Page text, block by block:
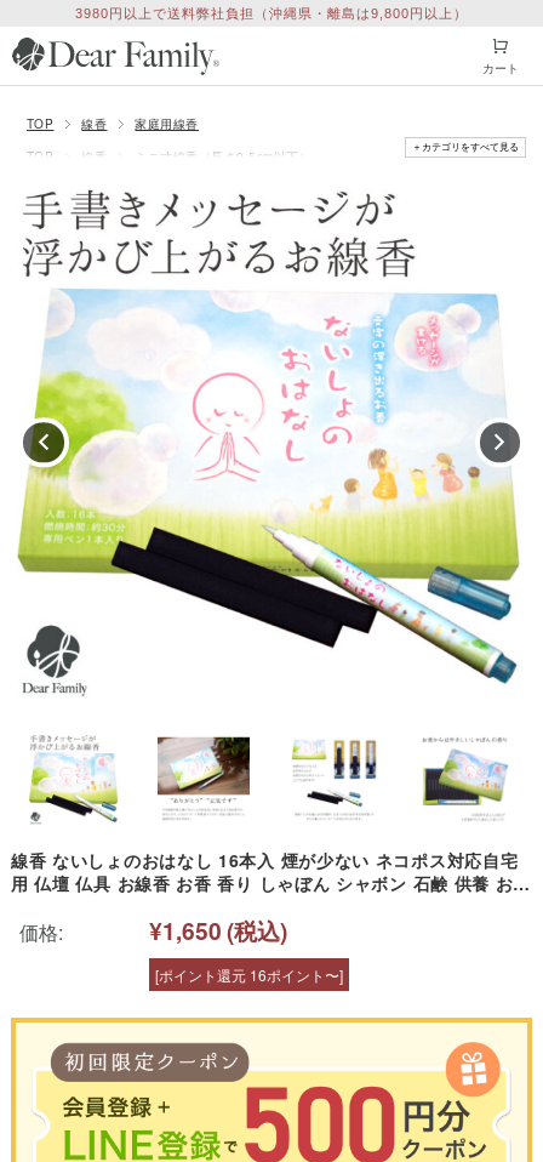
3980円以上で送料弊社負担（沖縄県・離島は9,800円以上）
カート
TOP 線香
家庭用線香
TOP
線香
ミニ寸線香（長さ9.5cm以下）
TOP
特集
「父の日参り」のお供え
TOP
特集 「母の日参り」のお供え
＋カテゴリをすべて見る
線香 ないしょのおはなし 16本入 煙が少ない ネコポス対応自宅
用 仏壇 仏具 お線香 お香 香り しゃぼん シャボン 石鹸 供養 お悔
がとう
価格: ¥1,650(税込)
[ポイント還元 16ポイント〜]